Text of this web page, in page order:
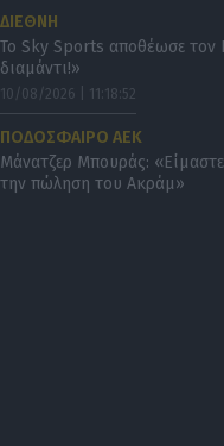
ΔΙΕΘΝΗ
Το Sky Sports αποθέωσε τον
διαμάντι!»
10/08/2026 | 11:18:52
ΠΟΔΟΣΦΑΙΡΟ ΑΕΚ
Μάνατζερ Μπουράς:
την πώληση του Ακράμ»